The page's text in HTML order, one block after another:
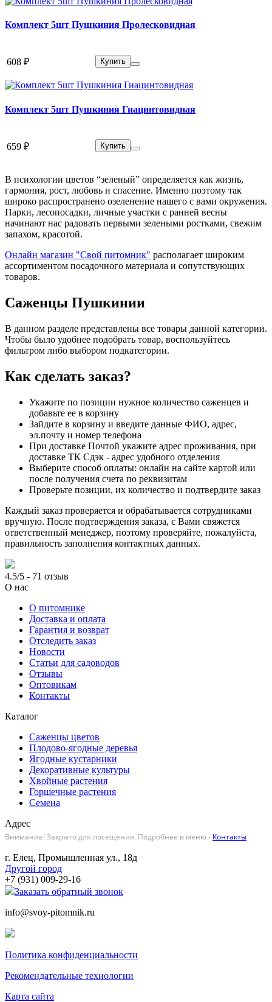
Комплект 5шт Пушкиния Пролесковидная
608 ₽ Купить
Комплект 5шт Пушкиния Гиацинтовидная
659 ₽ Купить
В психологии цветов “зеленый” определяется как жизнь,
гармония, рост, любовь и спасение. Именно поэтому так
широко распространено озеленение нашего с вами окружения.
Парки, лесопосадки, личные участки с ранней весны
начинают нас радовать первыми зелеными ростками, свежим
запахом, красотой.
Онлайн магазин "Свой питомник" располагает широким
ассортиментом посадочного материала и сопутствующих
товаров.
Саженцы Пушкинии
В данном разделе представлены все товары данной категории.
Чтобы было удобнее подобрать товар, воспользуйтесь
фильтром либо выбором подкатегории.
Как сделать заказ?
Укажите по позиции нужное количество саженцев и
добавьте ее в корзину
Зайдите в корзину и введите данные ФИО, адрес,
эл.почту и номер телефона
При доставке Почтой укажите адрес проживания, при
доставке ТК Сдэк - адрес удобного отделения
Выберите способ оплаты: онлайн на сайте картой или
после получения счета по реквизитам
Проверьте позиции, их количество и подтвердите заказ
Каждый заказ проверяется и обрабатывается сотрудниками
вручную. После подтверждения заказа, с Вами свяжется
ответственный менеджер, поэтому проверяйте, пожалуйста,
правильность заполнения контактных данных.
4.5/5 - 71 отзыв
О нас
О питомнике
Доставка и оплата
Гарантия и возврат
Отследить заказ
Новости
Статьи для садоводов
Отзывы
Оптовикам
Контакты
Каталог
Саженцы цветов
Плодово-ягодные деревья
Ягодные кустарники
Декоративные культуры
Хвойные растения
Горшечные растения
Семена
Адрес
Внимание! Закрыто для посещения. Подробнее в меню - Контакты
г. Елец, Промышленная ул., 18д
Другой город
+7 (931) 009-29-16
Заказать обратный звонок
info@svoy-pitomnik.ru
Политика конфиденциальности
Рекомендательные технологии
Карта сайта